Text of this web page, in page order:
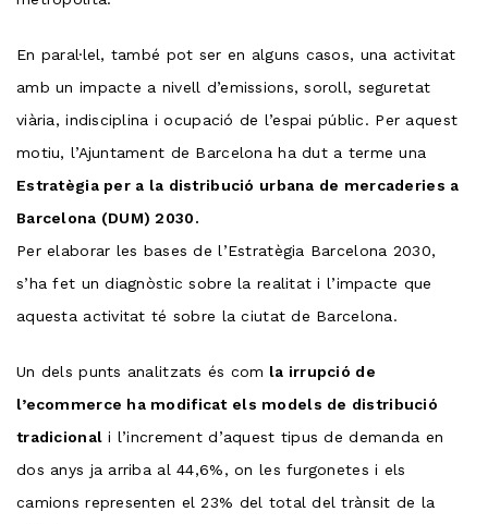
En paral·lel, també pot ser en alguns casos, una activitat
amb un impacte a nivell d’emissions, soroll, seguretat
viària, indisciplina i ocupació de l’espai públic. Per aquest
motiu, l’Ajuntament de Barcelona ha dut a terme una
Estratègia per a la distribució urbana de mercaderies a
Barcelona (DUM) 2030.
Per elaborar les bases de l’Estratègia Barcelona 2030,
s’ha fet un diagnòstic sobre la realitat i l’impacte que
aquesta activitat té sobre la ciutat de Barcelona.
Un dels punts analitzats és com la irrupció de
l’ecommerce ha modificat els models de distribució
tradicional i l’increment d’aquest tipus de demanda en
dos anys ja arriba al 44,6%, on les furgonetes i els
camions representen el 23% del total del trànsit de la